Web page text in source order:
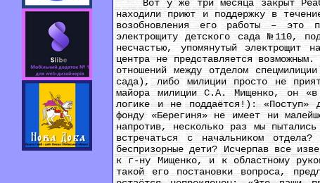
Вот у же три месяца закрыт
находили приют и поддержку в
возобновления его работы – это
электрощиту детского сада №110,
несчастью, упомянутый электрощит
центра не представляется
отношений между отделом
сада), либо милиции просто не
майора милиции С.А. Мищенко, он «в
логике и не поддаётся!): «Поступ»
фонду «Берегиня» не имеет ни
напротив, несколько раз мы
встречаться с начальником
беспризорные дети? Исчерпав все
к г-ну Мищенко, и к областному
такой его постановки вопроса,